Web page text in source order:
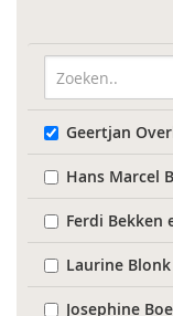
Geertjan
Hans Marcel
Ferdi Bekken
Laurine Blonk
Josephine